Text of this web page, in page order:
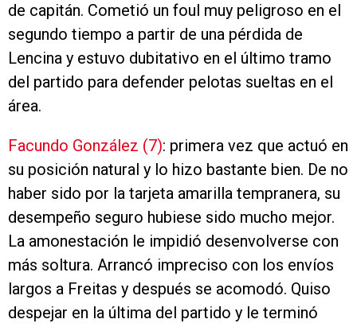
de capitán. Cometió un foul muy peligroso en el
segundo tiempo a partir de una pérdida de
Lencina y estuvo dubitativo en el último tramo
del partido para defender pelotas sueltas en el
área.
Facundo González (7): primera vez que actuó en
su posición natural y lo hizo bastante bien. De no
haber sido por la tarjeta amarilla tempranera, su
desempeño seguro hubiese sido mucho mejor.
La amonestación le impidió desenvolverse con
más soltura. Arrancó impreciso con los envíos
largos a Freitas y después se acomodó. Quiso
despejar en la última del partido y le terminó